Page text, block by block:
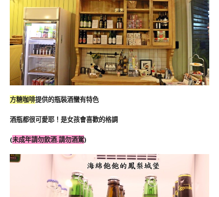
方糖咖啡提供的瓶裝酒蠻有特色
酒瓶都很可愛耶！是女孩會喜歡的格調
(未成年請勿飲酒.請勿酒駕)